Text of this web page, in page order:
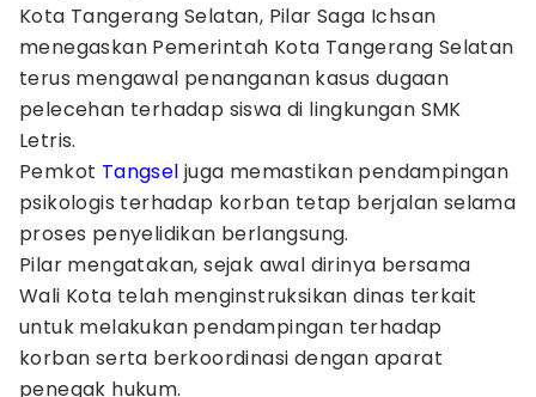
Kota Tangerang Selatan, Pilar Saga Ichsan
menegaskan Pemerintah Kota Tangerang Selatan
terus mengawal penanganan kasus dugaan
pelecehan terhadap siswa di lingkungan SMK
Letris.
Pemkot Tangsel juga memastikan pendampingan
psikologis terhadap korban tetap berjalan selama
proses penyelidikan berlangsung.
Pilar mengatakan, sejak awal dirinya bersama
Wali Kota telah menginstruksikan dinas terkait
untuk melakukan pendampingan terhadap
korban serta berkoordinasi dengan aparat
penegak hukum.